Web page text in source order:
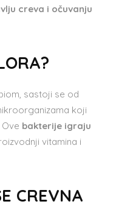
creva i očuvanju
sastoji se od
koji
bakterije igraju
vitamina i
CREVNA